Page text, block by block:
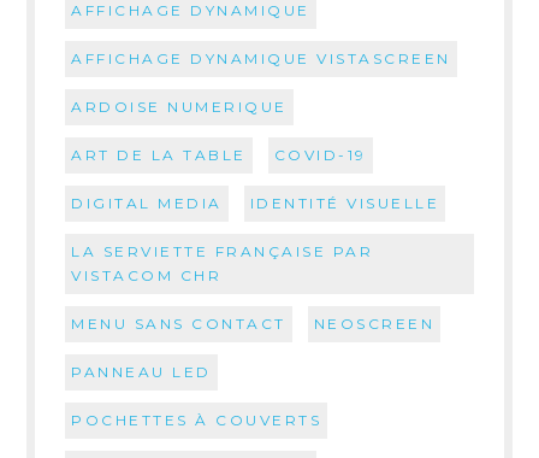
AFFICHAGE DYNAMIQUE
AFFICHAGE DYNAMIQUE VISTASCREEN
ARDOISE NUMERIQUE
ART DE LA TABLE COVID-19
DIGITAL MEDIA IDENTITÉ VISUELLE
LA SERVIETTE FRANÇAISE PAR
VISTACOM CHR
MENU SANS CONTACT NEOSCREEN
PANNEAU LED
POCHETTES À COUVERTS